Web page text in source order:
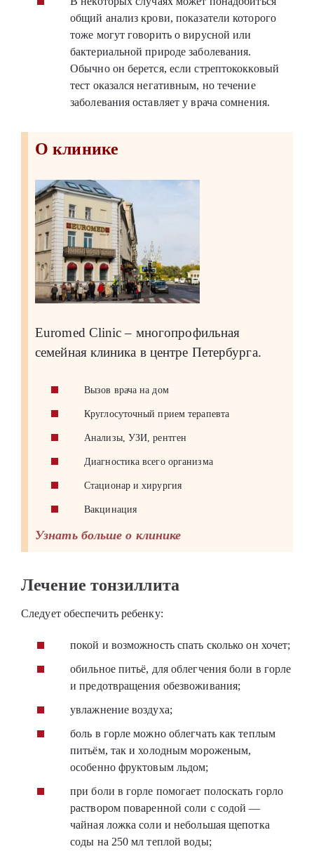
общий анализ крови, показатели которого
тоже могут говорить о вирусной или
бактериальной природе заболевания.
Обычно он берется, если стрептококковый
тест оказался негативным, но течение
заболевания оставляет у врача сомнения.
О клинике
Euromed Clinic – многопрофильная
семейная клиника в центре Петербурга.
Вызов врача на дом
Круглосуточный прием терапевта
Анализы, УЗИ, рентген
Диагностика всего организма
Стационар и хирургия
Вакцинация
Узнать больше о клинике
Лечение тонзиллита
Следует обеспечить ребенку:
покой и возможность спать сколько он хочет;
обильное питьё, для облегчения боли в горле
и предотвращения обезвоживания;
увлажнение воздуха;
боль в горле можно облегчать как теплым
питьём, так и холодным мороженым,
особенно фруктовым льдом;
при боли в горле помогает полоскать горло
раствором поваренной соли с содой —
чайная ложка соли и небольшая щепотка
соды на 250 мл теплой воды;